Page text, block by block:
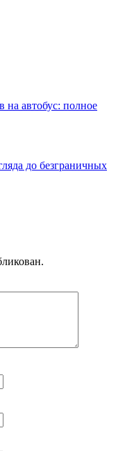
автобус: полное
до безграничных